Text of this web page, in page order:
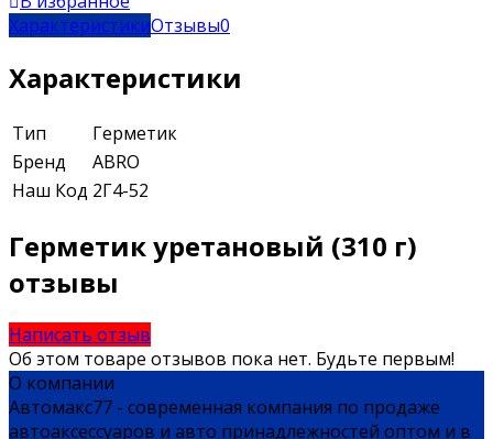
ХарактеристикиОтзывы0
Характеристики
Тип
Герметик
Бренд
ABRO
Наш Код 2Г4-52
Герметик уретановый (310 г)
отзывы
Написать отзыв
Об этом товаре отзывов пока нет. Будьте первым!
О компании
Автомакс77 - современная компания по продаже
автоаксессуаров и авто принадлежностей оптом и в